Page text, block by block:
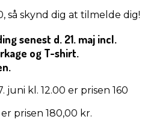
så skynd dig at tilmelde dig!
senest d. 21. maj incl.
og T-shirt.
juni kl. 12.00 er prisen 160
prisen 180,00 kr.